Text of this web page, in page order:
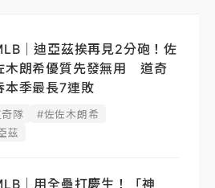
｜迪亞茲挨再見2分砲！佐
木朗希優質先發無用 道奇
本季最長7連敗
隊
#佐佐木朗希
茲
｜用全壘打慶生！「神